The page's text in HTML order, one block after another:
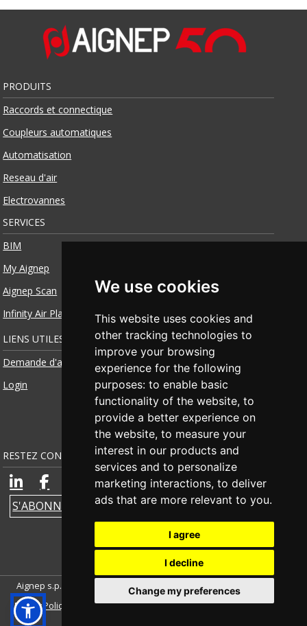
We use cookies
This website uses cookies and
other tracking technologies to
improve your browsing
experience for the following
purposes: to enable basic
functionality of the website, to
provide a better experience on
the website, to measure your
interest in our products and
services and to personalize
marketing interactions, to deliver
ads that are more relevant to you.
I agree
I decline
Change my preferences
PRODUITS
Raccords et connectique
Coupleurs automatiques
Automatisation
Reseau d'air
Electrovannes
SERVICES
BIM
My Aignep
Aignep Scan
Infinity Air Planner
LIENS UTILES
Demande d'accès
Login
RESTEZ CONNECTÉ
S'ABONNER À LA NEWSLETTER
Aignep s.p.a. | TVA IT00579210980 | |Mènsions legaleS
Privacy Policy
Cookie Policy|Whistleblowing|Égalité des sexes|